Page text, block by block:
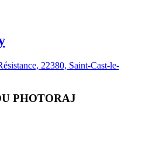
22380, Saint-Cast-le-
PHOTORAJ